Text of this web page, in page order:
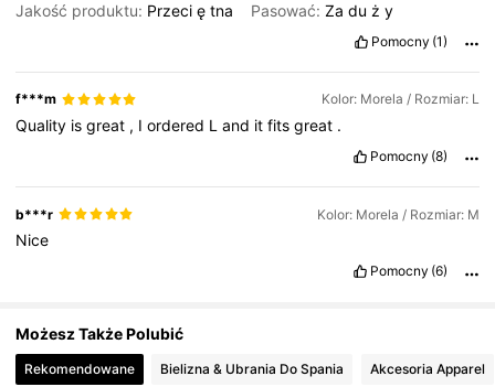
Jakość produktu: Przeciętna Pasować:Zadu ży
Pomocny (1)
f***m Kolor: Morela / Rozmiar: L
Quality isgreat , Iordered Land itfitsgreat .
Pomocny (8)
b***r Kolor: Morela / Rozmiar: M
Nice
Pomocny (6)
Możesz Także Polubić
Rekomendowane Bielizna & Ubrania Do Spania Akcesoria Apparel